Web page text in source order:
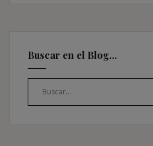
Buscar en el Blog…